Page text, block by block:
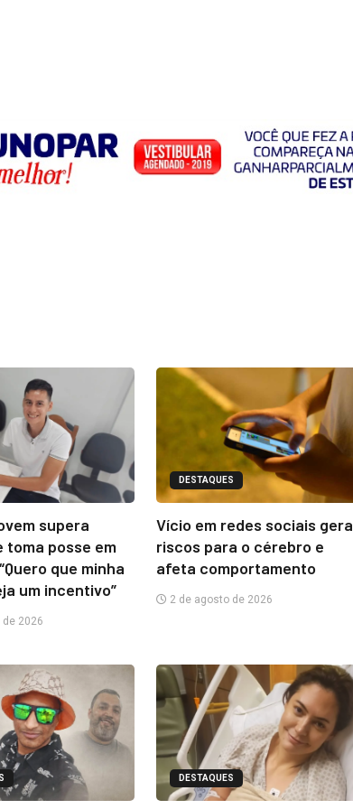
supera
toma posse em
que minha
um incentivo”
2026
DESTAQUES
Vício em redes sociais gera
riscos para o cérebro e
afeta comportamento
2 de agosto de 2026
DESTAQUES